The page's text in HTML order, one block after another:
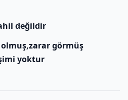
değildir
görmüş
yoktur